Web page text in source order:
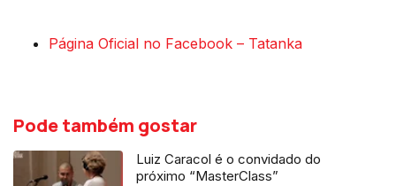
Página Oficial no Facebook – Tatanka
Pode também gostar
Luiz Caracol é o convidado do
próximo “MasterClass”